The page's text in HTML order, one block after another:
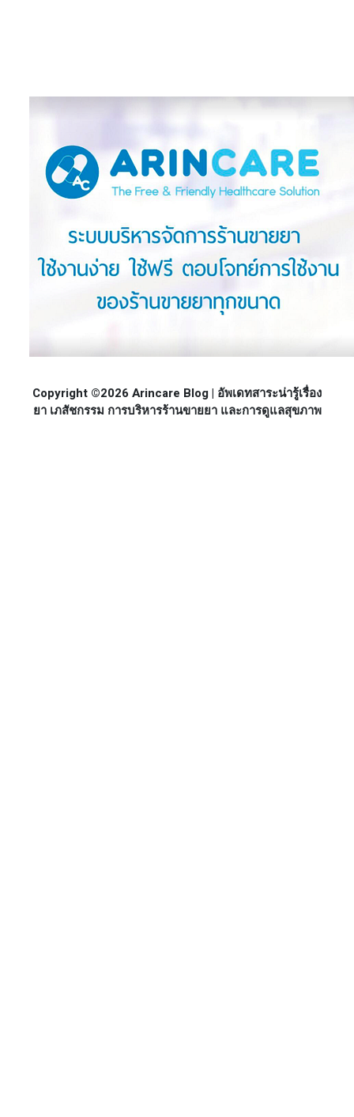
Copyright ©2026 Arincare Blog | อัพเดทสาระน่ารู้เรื่อง
ยา เภสัชกรรม การบริหารร้านขายยา และการดูแลสุขภาพ